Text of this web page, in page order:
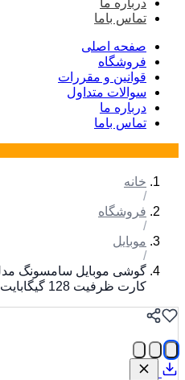
درباره ما
تماس باما
صفحه اصلی
فروشگاه
قوانین و مقررات
سوالات متداول
درباره ما
تماس باما
خانه
فروشگاه
موبایل
کارت ظرفیت 128 گیگابایت و رم 4 گیگابایت - ویتنام